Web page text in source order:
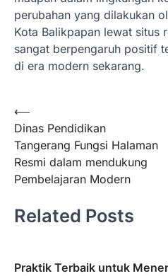
perubahan yang dilakukan
Kota Balikpapan lewat situs
sangat berpengaruh positif
di era modern sekarang.
Post
navigation
⟵
Dinas Pendidikan
Tangerang Fungsi Halaman
Resmi dalam mendukung
Pembelajaran Modern
Related Posts
Praktik Terbaik untuk